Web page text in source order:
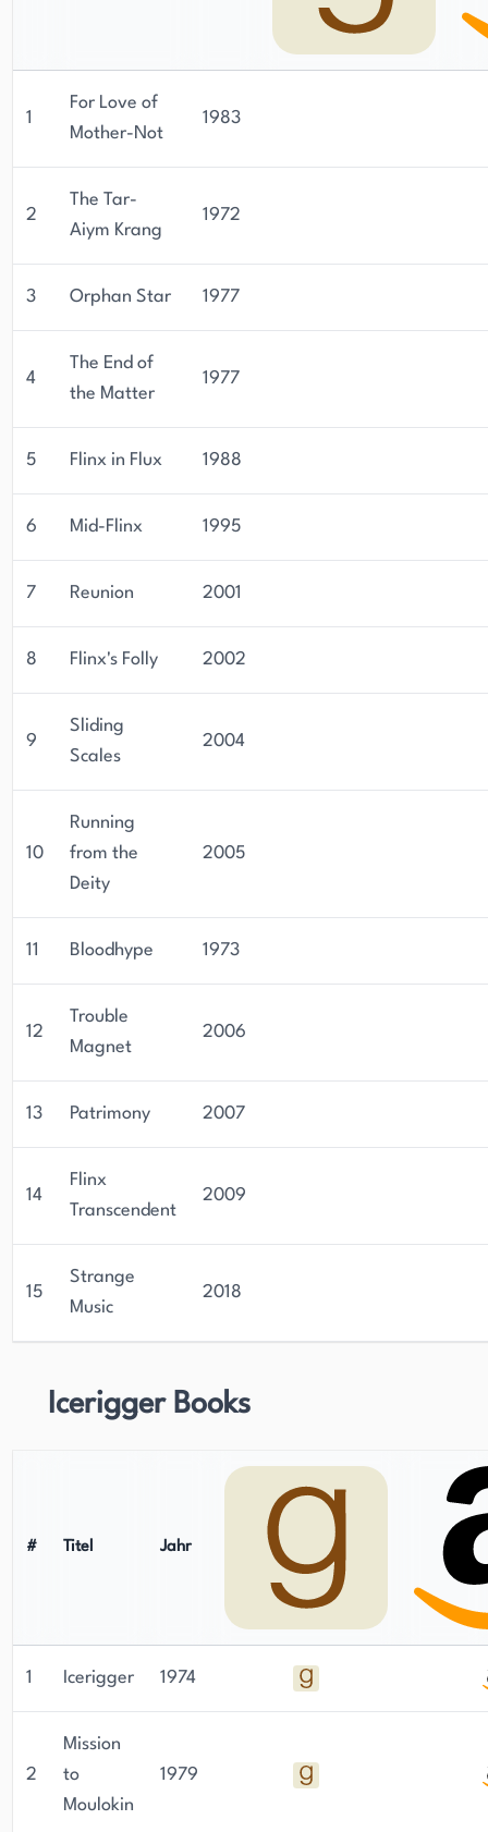
1
For Love of
Mother-Not
1983
2
The Tar-
Aiym Krang
1972
3 Orphan Star 1977
4
The End of
the Matter
1977
5 Flinx in Flux 1988
6 Mid-Flinx 1995
7 Reunion 2001
8 Flinx's Folly 2002
9
Sliding
Scales
2004
10
Running
from the
Deity
2005
11 Bloodhype 1973
12
Trouble
Magnet
2006
13 Patrimony 2007
14
Flinx
Transcendent
2009
15
Strange
Music
2018
Icerigger Books
# Titel Jahr
1 Icerigger 1974
2
Mission
to
Moulokin
1979